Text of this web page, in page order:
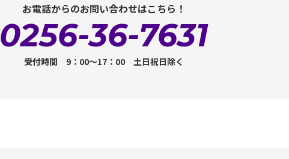
お電話からのお問い合わせはこちら！
0256-36-7631
受付時間 9：00～17：00 土日祝日除く